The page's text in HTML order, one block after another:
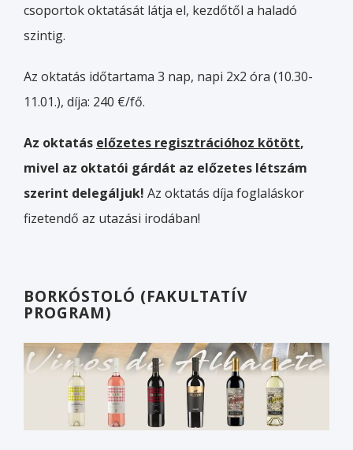
csoportok oktatását látja el, kezdőtől a haladó
szintig.
Az oktatás időtartama 3 nap, napi 2x2 óra (10.30-
11.01.), díja: 240 €/fő.
Az oktatás előzetes regisztrációhoz kötött,
mivel az oktatói gárdát az előzetes létszám
szerint delegáljuk! Az oktatás díja foglaláskor
fizetendő az utazási irodában!
BORKÓSTOLÓ (FAKULTATÍV
PROGRAM)